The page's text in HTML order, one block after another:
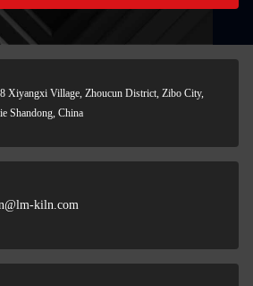
Xiyangxi Village, Zhoucun District, Zibo City,
Shandong, China
kiln.com